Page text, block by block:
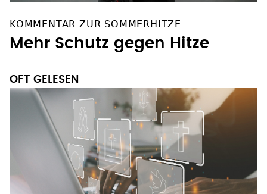
KOMMENTAR ZUR SOMMERHITZE
Mehr Schutz gegen Hitze
OFT GELESEN